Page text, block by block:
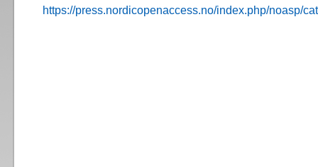
https://press.nordicopenaccess.no/index.php/noasp/